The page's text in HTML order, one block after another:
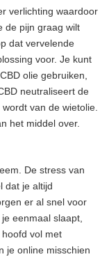
verlichting waardoor
de pijn graag wilt
dat vervelende
voor. Je kunt
olie gebruiken,
neutraliseert de
van de wietolie.
het middel over.
De stress van
dat je altijd
er al snel voor
eenmaal slaapt,
vol met
je online misschien